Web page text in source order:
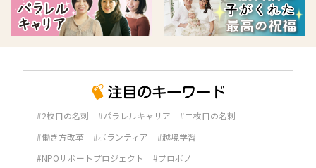
#2枚目の名刺 #パラレルキャリア
#二枚目の名刺
#働き方改革
#ボランティア
#越境学習
#NPOサポートプロジェクト
#プロボノ